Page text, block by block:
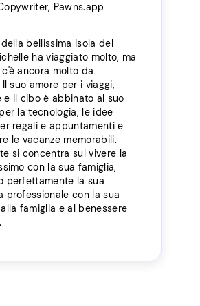
Pawns.app
bellissima isola del
ha viaggiato molto, ma
ancora molto da
suo amore per i viaggi,
e il cibo è abbinato al suo
la tecnologia, le idee
regali e appuntamenti e
le vacanze memorabili.
si concentra sul vivere la
con la sua famiglia,
perfettamente la sua
professionale con la sua
famiglia e al benessere